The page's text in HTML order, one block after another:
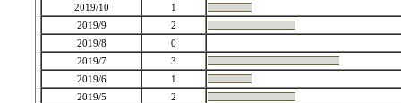
2019/10
1
2019/9
2
2019/8
0
2019/7
3
2019/6
1
2019/5
2